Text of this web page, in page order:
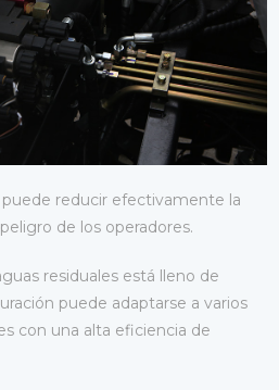
reducir efectivamente la
de los operadores.
residuales está lleno de
puede adaptarse a varios
con una alta eficiencia de